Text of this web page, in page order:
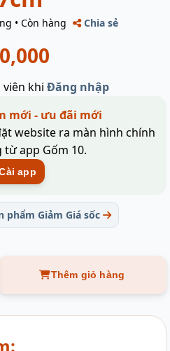
• Còn hàng Chia sẻ
viên khi Đăng nhập
mới - ưu đãi mới
website ra màn hình chính
từ app Gốm 10.
app
phẩm Giảm Giá sốc
Thêm giỏ hàng